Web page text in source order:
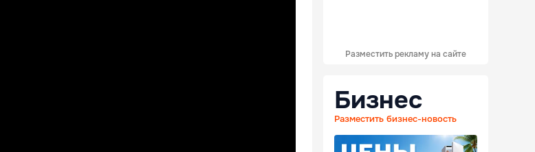
Разместить рекламу на сайте
Бизнес
Разместить бизнес-новость